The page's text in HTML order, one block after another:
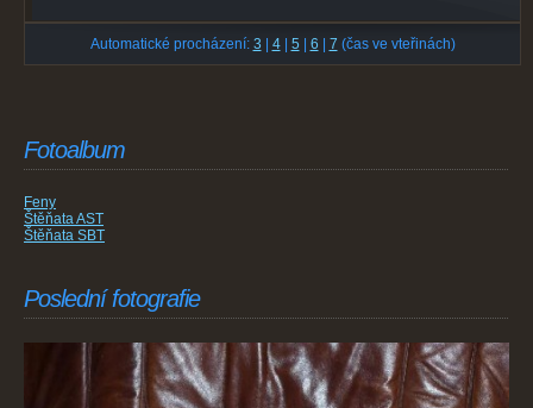
Automatické procházení: 3 4| 5 6 7 (čas ve vteřinách)
Fotoalbum
Feny
Štěňata AST
Štěňata SBT
Poslední fotografie